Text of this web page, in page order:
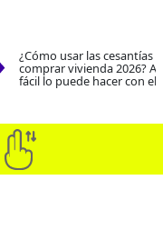
¿Cómo usar las cesantías
comprar vivienda 2026?
fácil lo puede hacer con el